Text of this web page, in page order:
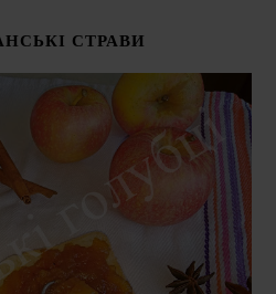
СТРАВИ